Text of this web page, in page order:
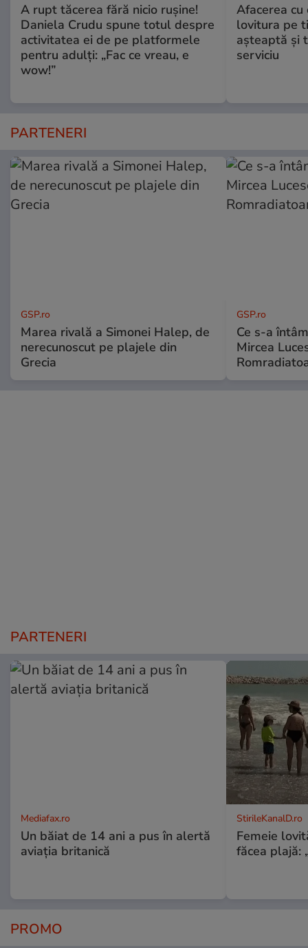
A rupt tăcerea fără nicio rușine!
Daniela Crudu spune totul despre
activitatea ei de pe platformele
pentru adulți: „Fac ce vreau, e
wow!”
Afacerea
lovitura pe
aşteaptă şi
serviciu
PARTENERI
GSP.ro
Marea rivală a Simonei Halep, de
nerecunoscut pe plajele din
Grecia
GSP.ro
Ce s-a
Mircea
PARTENERI
Mediafax.ro
Un băiat de 14 ani a pus în alertă
aviația britanică
StirileKanalD.ro
Femeie
făcea plajă:
PROMO